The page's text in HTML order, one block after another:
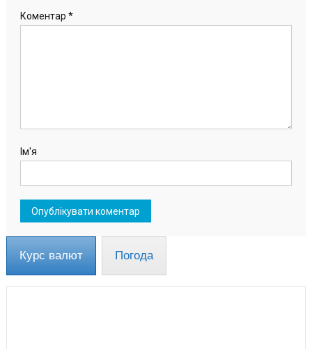
Коментар *
Ім'я
Курс валют Погода